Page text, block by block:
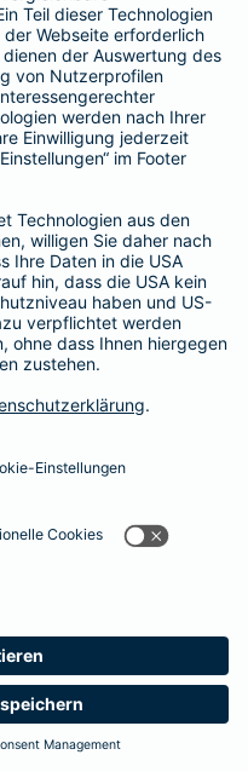
Barmenia
Daher können Sie aus
Produkte Sie sich
erwartet Sie ein
für Sie am besten
Ihnen gerne für ein
für Ihre Zähne.